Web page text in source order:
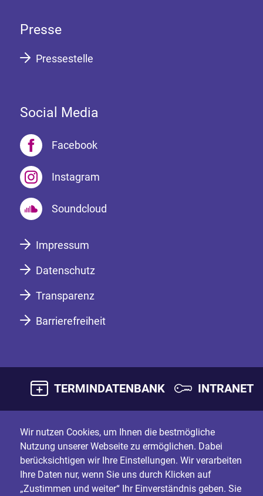
Presse
Pressestelle
Social Media
Facebook
Instagram
Soundcloud
Impressum
Datenschutz
Transparenz
Barrierefreiheit
TERMINDATENBANK INTRANET
Wir nutzen Cookies, um Ihnen die bestmögliche
Nutzung unserer Webseite zu ermöglichen. Dabei
berücksichtigen wir Ihre Einstellungen. Wir verarbeiten
Ihre Daten nur, wenn Sie uns durch Klicken auf
„Zustimmen und weiter“ Ihr Einverständnis geben. Sie